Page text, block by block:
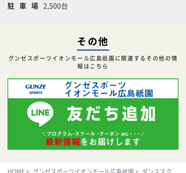
駐車場 2,500台
その他
グンゼスポーツイオンモール広島祇園に関連するその他の情
報はこちら